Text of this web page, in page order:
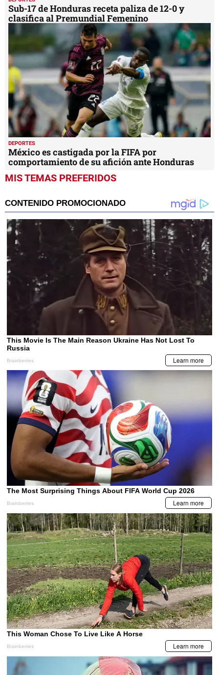
Sub-17 de Honduras receta paliza de 12-0 y
clasifica al Premundial Femenino
DEPORTES
México es castigada por la FIFA por
comportamiento de su afición ante Honduras
MIS TEMAS PREFERIDOS